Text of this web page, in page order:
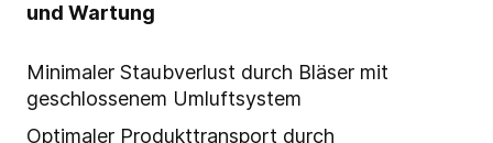
und Wartung
Minimaler Staubverlust durch Bläser mit
geschlossenem Umluftsystem
Optimaler Produkttransport durch